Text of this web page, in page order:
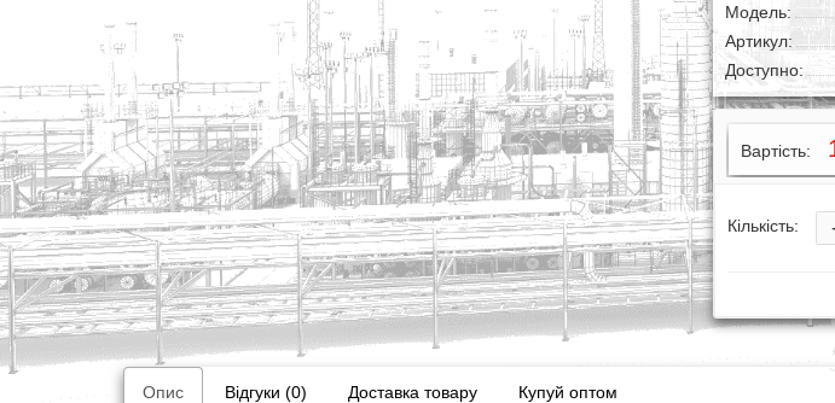
Модель:
Артикул:
Доступно:
Вартість:
Кількість:
Опис Відгуки (0) Доставка товару Купуй оптом